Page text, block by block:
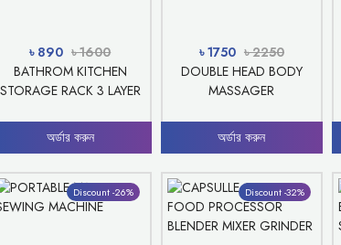
৳ 890 ৳ 1600
BATHROM KITCHEN
STORAGE RACK 3 LAYER
অর্ডার করুন
৳ 1750 ৳ 2250
DOUBLE HEAD BODY
MASSAGER
অর্ডার করুন
Discount -26% Discount -32%